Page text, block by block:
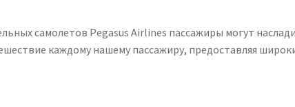
самолетов Pegasus Airlines пассажиры могут
каждому нашему пассажиру, предоставляя